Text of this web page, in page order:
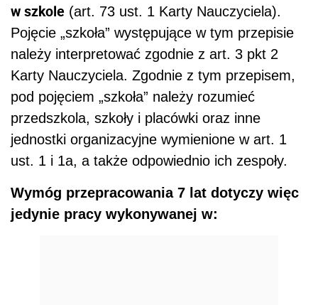
w szkole (art. 73 ust. 1 Karty Nauczyciela).
Pojęcie „szkoła” występujące w tym przepisie
należy interpretować zgodnie z art. 3 pkt 2
Karty Nauczyciela. Zgodnie z tym przepisem,
pod pojęciem „szkoła” należy rozumieć
przedszkola, szkoły i placówki oraz inne
jednostki organizacyjne wymienione w art. 1
ust. 1 i 1a, a także odpowiednio ich zespoły.
Wymóg przepracowania 7 lat dotyczy więc
jedynie pracy wykonywanej w: